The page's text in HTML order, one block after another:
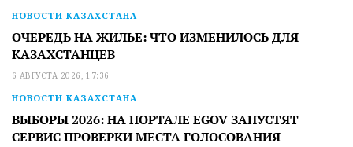
НОВОСТИ КАЗАХСТАНА
ОЧЕРЕДЬ НА ЖИЛЬЕ: ЧТО ИЗМЕНИЛОСЬ ДЛЯ
КАЗАХСТАНЦЕВ
6 АВГУСТА 2026, 17:36
НОВОСТИ КАЗАХСТАНА
ВЫБОРЫ 2026: НА ПОРТАЛЕ EGOV ЗАПУСТЯТ
СЕРВИС ПРОВЕРКИ МЕСТА ГОЛОСОВАНИЯ